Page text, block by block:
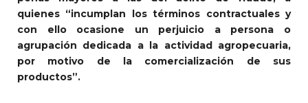
quienes “incumplan los términos contractuales y
con ello ocasione un perjuicio a persona o
agrupación dedicada a la actividad agropecuaria,
por motivo de la comercialización de sus
productos”.